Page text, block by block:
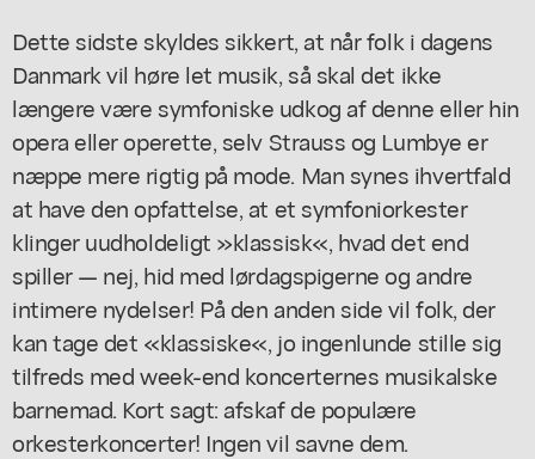
Dette sidste skyldes sikkert, at når folk i dagens
Danmark vil høre let musik, så skal det ikke
længere være symfoniske udkog af denne eller hin
opera eller operette, selv Strauss og Lumbye er
næppe mere rigtig på mode. Man synes ihvertfald
at have den opfattelse, at et symfoniorkester
klinger uudholdeligt »klassisk«, hvad det end
spiller — nej, hid med lørdagspigerne og andre
intimere nydelser! På den anden side vil folk, der
kan tage det «klassiske«, jo ingenlunde stille sig
tilfreds med week-end koncerternes musikalske
barnemad. Kort sagt: afskaf de populære
orkesterkoncerter! Ingen vil savne dem.